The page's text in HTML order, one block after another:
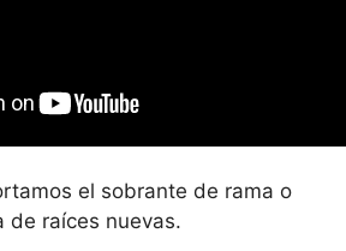
el sobrante de rama o
de raíces nuevas.